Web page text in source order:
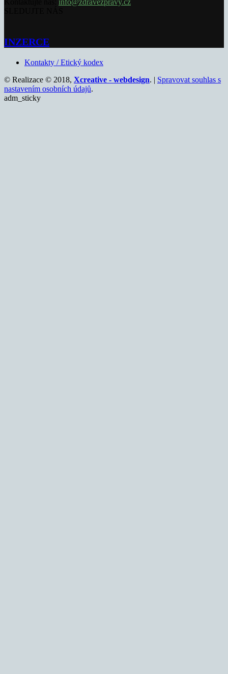
info@zdravezpravy.cz
INZERCE
Kontakty / Etický kodex
© Realizace © 2018, Xcreative - webdesign. | Spravovat souhlas s
nastavením osobních údajů.
adm_sticky